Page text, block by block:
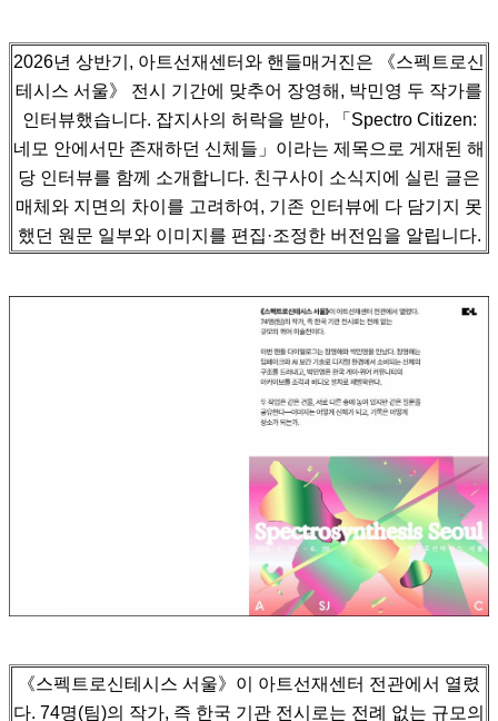
2026년 상반기, 아트선재센터와 핸들매거진은 《스펙트로신
테시스 서울》 전시 기간에 맞추어 장영해, 박민영 두 작가를
인터뷰했습니다. 잡지사의 허락을 받아, 「Spectro Citizen:
네모 안에서만 존재하던 신체들」이라는 제목으로 게재된 해
당 인터뷰를 함께 소개합니다. 친구사이 소식지에 실린 글은
매체와 지면의 차이를 고려하여, 기존 인터뷰에 다 담기지 못
했던 원문 일부와 이미지를 편집·조정한 버전임을 알립니다.
《스펙트로신테시스 서울》이 아트선재센터 전관에서 열렸
다. 74명(팀)의 작가, 즉 한국 기관 전시로는 전례 없는 규모의